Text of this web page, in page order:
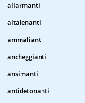
allarmanti
altalenanti
ammalianti
ancheggianti
ansimanti
antidetonanti